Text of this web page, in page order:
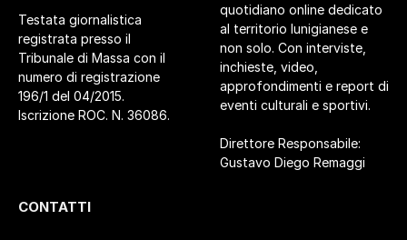
Testata giornalistica
registrata presso il
Tribunale di Massa con il
numero di registrazione
196/1 del 04/2015.
Iscrizione ROC. N. 36086.
quotidiano online dedicato
al territorio lunigianese e
non solo. Con interviste,
inchieste, video,
approfondimenti e report di
eventi culturali e sportivi.
Direttore Responsabile:
Gustavo Diego Remaggi
CONTATTI